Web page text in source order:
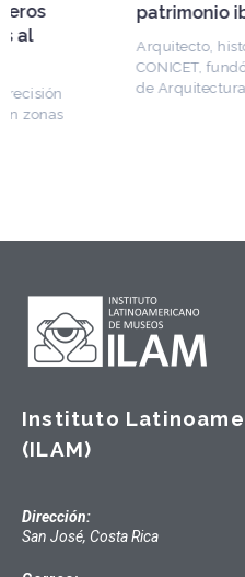
patrimonio
Arquitecto, historiador e
CONICET, fundó el
de Arquitectura
Instituto
(ILAM)
Dirección:
San José, Costa Rica